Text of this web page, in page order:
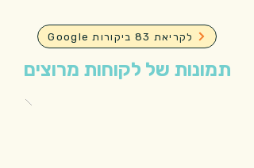
Google לקריאת 83 ביקורות
תמונות של לקוחות מרוצים